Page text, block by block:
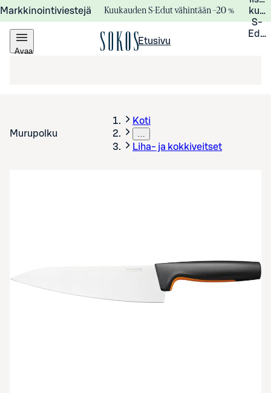
Markkinointiviestejä Kuukauden S-Edut vähintään –20 %
S-
Avaa
Etusivu
Murupolku
Koti
…
Liha- ja kokkiveitset
Avaa tuotekuva suurennettuna